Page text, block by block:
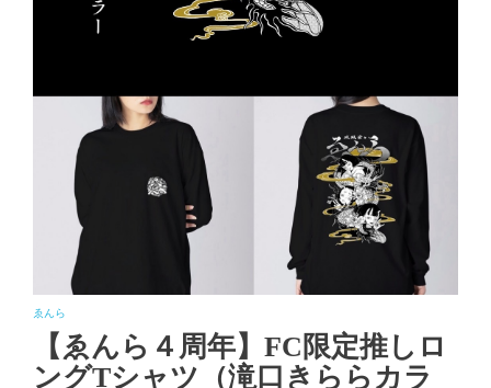
ゑんら
【ゑんら４周年】FC限定推しロ
ングTシャツ（滝口きららカラ